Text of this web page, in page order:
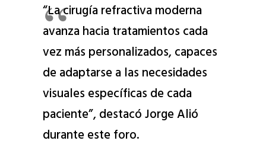
“La cirugía refractiva moderna
avanza hacia tratamientos cada
vez más personalizados, capaces
de adaptarse a las necesidades
visuales específicas de cada
paciente”, destacó Jorge Alió
durante este foro.